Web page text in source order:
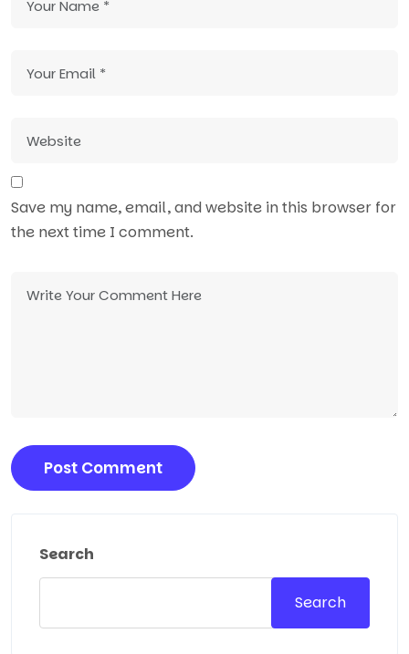
Save my name, email, and website in this browser for
the next time I comment.
Search
Search